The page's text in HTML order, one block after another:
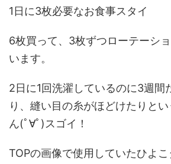
1日に3枚必要なお食事スタイ
6枚買って、3枚ずつローテーシ
います。
2日に1回洗濯しているのに3週間
り、縫い目の糸がほどけたりと
ん(ﾟ∀ﾟ)スゴイ！
TOPの画像で使用していたひよ